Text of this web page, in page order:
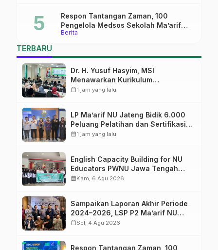
Berita
Respon Tantangan Zaman, 100
Pengelola Medsos Sekolah Ma’arif
Pekalongan Ikuti Pelatihan Literasi
TERBARU
Dr. H. Yusuf Hasyim, MSI
Menawarkan Kurikulum
Diversifikasi, Harapan Baru dalam
calendar_month1 jam yang lalu
LP Ma’arif NU Jateng Bidik 6.000
Peluang Pelatihan dan Sertifikasi
bagi Lulusan SMK
calendar_month1 jam yang lalu
English Capacity Building for NU
Educators PWNU Jawa Tengah
Batch#4; Membuka Jalan Menuju
calendar_monthKam, 6 Agu 2026
Sampaikan Laporan Akhir Periode
2024–2026, LSP P2 Ma’arif NU
Jateng Mantapkan Sinergi Link and
calendar_monthSel, 4 Agu 2026
Respon Tantangan Zaman, 100